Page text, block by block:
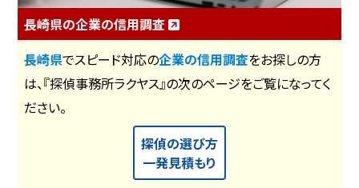
長崎県の企業の信用調査
長崎県でスピード対応の企業の信用調査をお探しの方
は、『探偵事務所ラクヤス』の次のページをご覧になってく
ださい。
探偵の選び方
一発見積もり